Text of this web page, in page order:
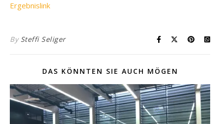
Ergebnislink
By Steffi Seliger
DAS KÖNNTEN SIE AUCH MÖGEN